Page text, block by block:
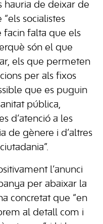
hauria de deixar de
socialistes
facin falta que els
són el que
els que permeten
per als fixos
que es puguin
pública,
d’atenció a les
de gènere i d’altres
l’anunci
per abaixar la
concretat que “en
al detall com i